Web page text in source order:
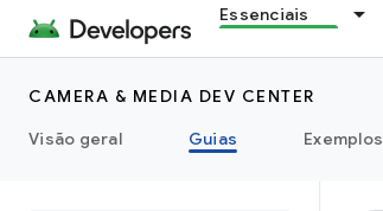
Essenciais
CAMERA & MEDIA DEV CENTER
Visão geral
Guias Exemplos